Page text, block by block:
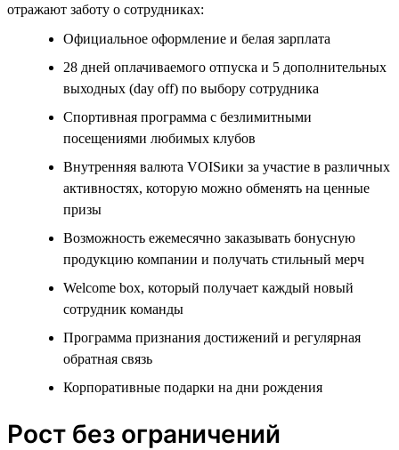
отражают заботу о сотрудниках:
Официальное оформление и белая зарплата
28 дней оплачиваемого отпуска и 5 дополнительных
выходных (day off) по выбору сотрудника
Спортивная программа с безлимитными
посещениями любимых клубов
Внутренняя валюта VOISики за участие в различных
активностях, которую можно обменять на ценные
призы
Возможность ежемесячно заказывать бонусную
продукцию компании и получать стильный мерч
Welcome box, который получает каждый новый
сотрудник команды
Программа признания достижений и регулярная
обратная связь
Корпоративные подарки на дни рождения
Рост без ограничений